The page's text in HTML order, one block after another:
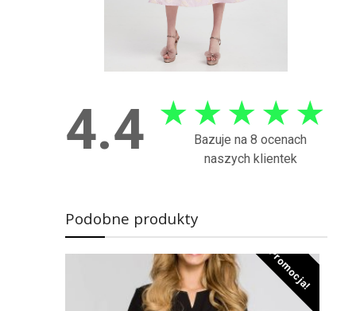
4.4 ★ ★ ★ ★ ★
Bazuje na 8 ocenach
naszych klientek
Podobne produkty
Promocja!